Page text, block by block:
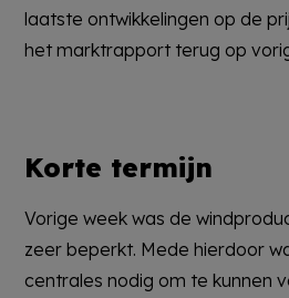
laatste ontwikkelingen op de
het marktrapport terug op
Korte termijn
Vorige week was de
zeer beperkt. Mede hierdoor
centrales nodig om te kunnen